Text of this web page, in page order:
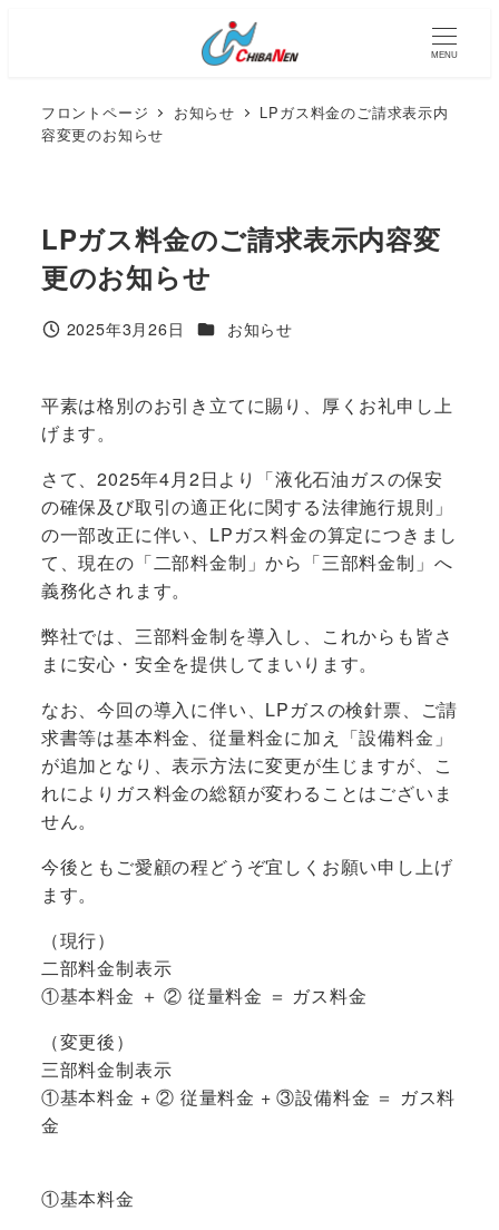
MENU
フロントページ お知らせ
LPガス料金のご請求表示内
容変更のお知らせ
LPガス料金のご請求表示内容変
更のお知らせ
投稿日2025年3月26日 カテゴリー
お知らせ
平素は格別のお引き立てに賜り、厚くお礼申し上
げます。
さて、2025年4月2日より「液化石油ガスの保安
の確保及び取引の適正化に関する法律施行規則」
の一部改正に伴い、LPガス料金の算定につきまし
て、現在の「二部料金制」から「三部料金制」へ
義務化されます。
弊社では、三部料金制を導入し、これからも皆さ
まに安心・安全を提供してまいります。
なお、今回の導入に伴い、LPガスの検針票、ご請
求書等は基本料金、従量料金に加え「設備料金」
が追加となり、表示方法に変更が生じますが、こ
れによりガス料金の総額が変わることはございま
せん。
今後ともご愛顧の程どうぞ宜しくお願い申し上げ
ます。
（現行）
二部料金制表示
①基本料金 ＋ ② 従量料金 ＝ ガス料金
（変更後）
三部料金制表示
①基本料金 + ② 従量料金 + ③設備料金 ＝ ガス料
金
①基本料金